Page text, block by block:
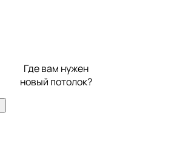
Где вам нужен
новый потолок?